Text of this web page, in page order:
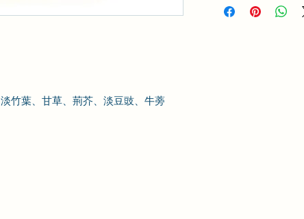
淡竹葉、 甘草、 荊芥、 淡豆豉、 牛蒡